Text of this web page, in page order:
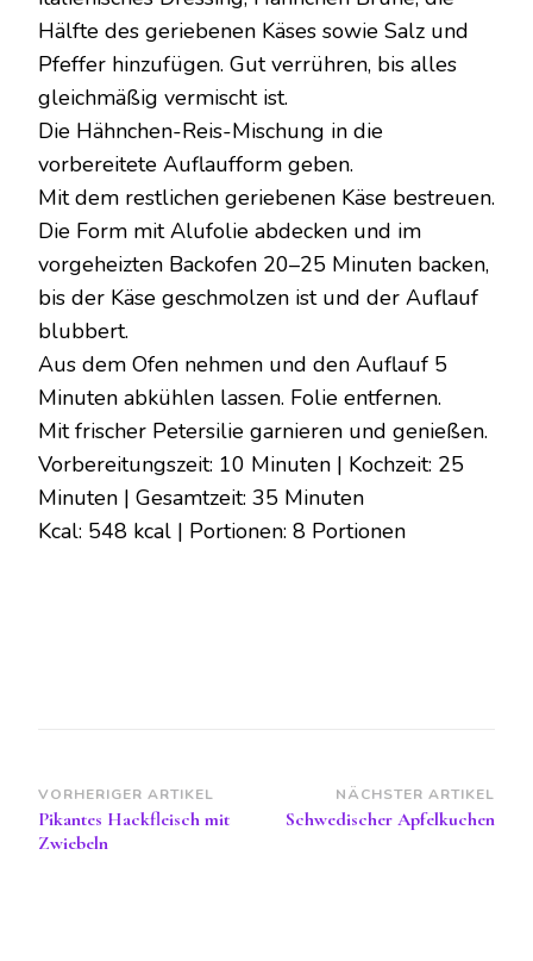
Hälfte des geriebenen Käses sowie Salz und
Pfeffer hinzufügen. Gut verrühren, bis alles
gleichmäßig vermischt ist.
Die Hähnchen-Reis-Mischung in die
vorbereitete Auflaufform geben.
Mit dem restlichen geriebenen Käse bestreuen.
Die Form mit Alufolie abdecken und im
vorgeheizten Backofen 20–25 Minuten backen,
bis der Käse geschmolzen ist und der Auflauf
blubbert.
Aus dem Ofen nehmen und den Auflauf 5
Minuten abkühlen lassen. Folie entfernen.
Mit frischer Petersilie garnieren und genießen.
Vorbereitungszeit: 10 Minuten | Kochzeit: 25
Minuten | Gesamtzeit: 35 Minuten
Kcal: 548 kcal | Portionen: 8 Portionen
Beitragsnavigation
VORHERIGER ARTIKEL
Pikantes Hackfleisch mit
Zwiebeln
NÄCHSTER ARTIKEL
Schwedischer Apfelkuchen